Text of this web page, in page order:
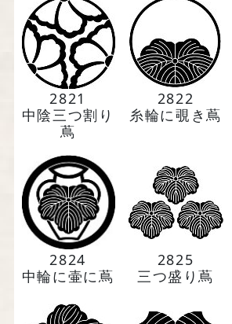
2821
中陰三つ割り
蔦
2822
糸輪に覗き蔦
2824
中輪に壷に蔦
2825
三つ盛り蔦